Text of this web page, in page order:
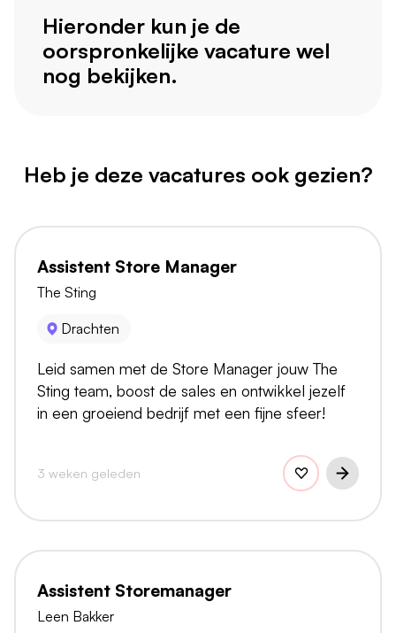
Hieronder kun je de
oorspronkelijke vacature wel
nog bekijken.
Heb je deze vacatures ook gezien?
Assistent Store Manager
The Sting
Drachten
Leid samen met de Store Manager jouw The
Sting team, boost de sales en ontwikkel jezelf
in een groeiend bedrijf met een fijne sfeer!
3 weken geleden
Assistent Storemanager
Leen Bakker